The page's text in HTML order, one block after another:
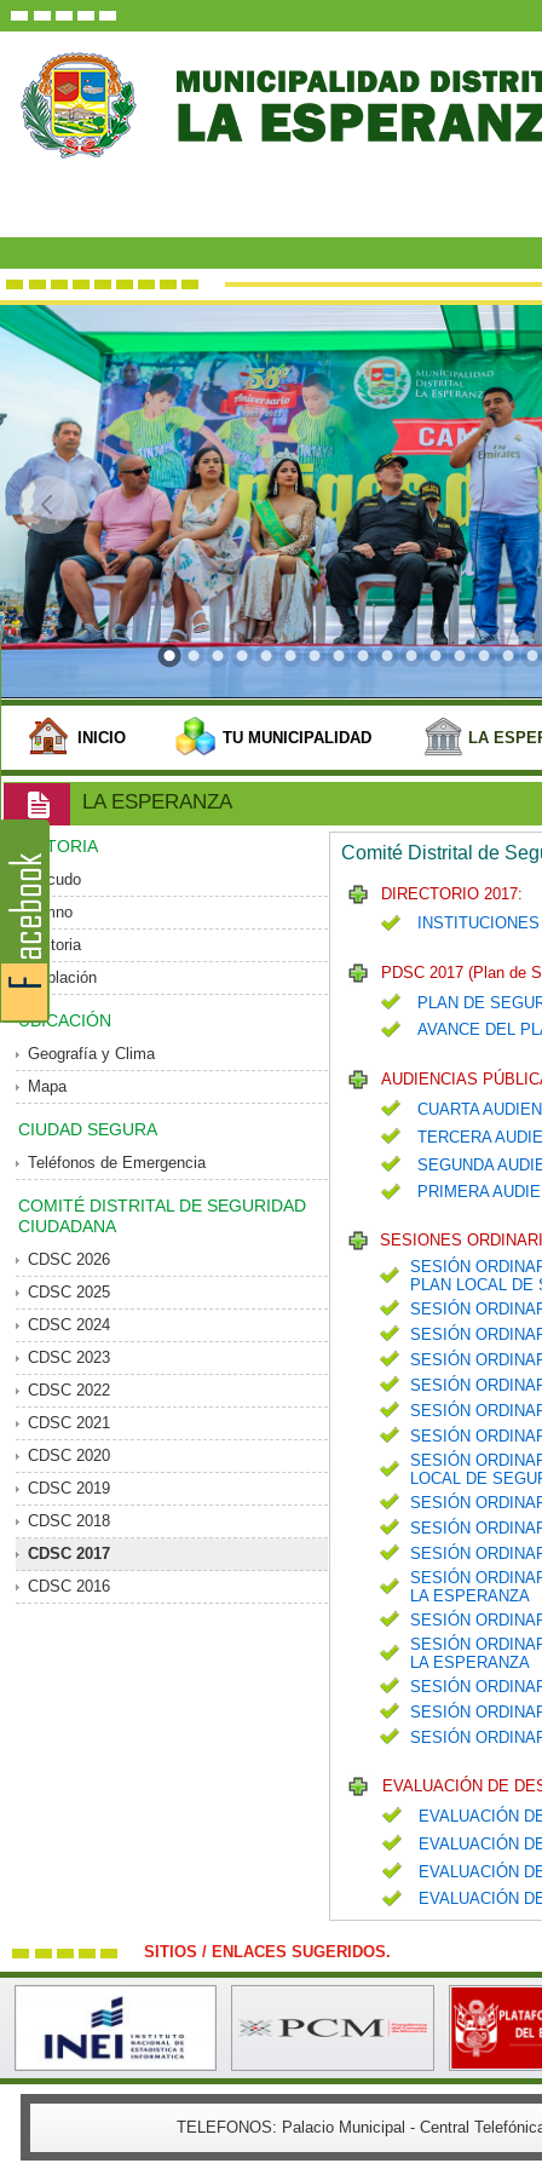
INICIO TU MUNICIPALIDAD LA
LA ESPERANZA
HISTORIA
Escudo
Himno
Historia
Población
UBICACIÓN
Geografía y Clima
Mapa
CIUDAD SEGURA
Teléfonos de Emergencia
COMITÉ DISTRITAL DE SEGURIDAD
CIUDADANA
CDSC 2026
CDSC 2025
CDSC 2024
CDSC 2023
CDSC 2022
CDSC 2021
CDSC 2020
CDSC 2019
CDSC 2018
CDSC 2017
CDSC 2016
Comité Distrital de
DIRECTORIO 2017:
PDSC 2017 (Plan de
PLAN DE
AVANCE DEL
AUDIENCIAS
CUARTA
TERCERA
SEGUNDA
PRIMERA
SESIONES
SESIÓN
PLAN LOCAL DE
SESIÓN
SESIÓN
SESIÓN
SESIÓN
SESIÓN
SESIÓN
SESIÓN
LOCAL DE
SESIÓN
SESIÓN
SESIÓN
SESIÓN
LA ESPERANZA
SESIÓN
SESIÓN
LA ESPERANZA
SESIÓN
SESIÓN
SESIÓN
EVALUACIÓN DE
EVALUACIÓN
EVALUACIÓN
EVALUACIÓN
EVALUACIÓN
SITIOS / ENLACES SUGERIDOS.
TELEFONOS: Palacio Municipal - Central